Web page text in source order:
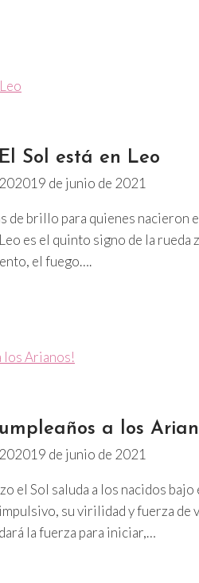
Sol está en Leo
19 de junio de 2021
de brillo para quienes
es el quinto signo de la rueda
el fuego….
a los
19 de junio de 2021
el Sol saluda a los nacidos
su virilidad y fuerza
la fuerza para iniciar,…